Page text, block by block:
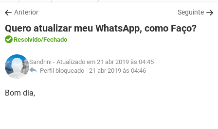
OUTLOOK
INSTAGRAM GMAIL
GUIA DE COMPRAS
JOGOS
OUTLOOK
INSTAGRAM
GUIA DE COMPRAS
DOWNLOADS
JOGOS WHATSAPP
CELULAR
OUTLOOK EXCEL
INSTAGRAM
GUIA DE COMPRAS
FÓRUM
JOGOS
CELULAR FACEBOOK
GLOSSÁRIO
JOGOS
CELULAR
Anterior Seguinte
Quero atualizar meu WhatsApp, como Faço?
Resolvido/Fechado
Sandrini - Atualizado em 21 abr 2019 às 04:45
Perfil bloqueado - 21 abr 2019 às 04:46
Bom dia,